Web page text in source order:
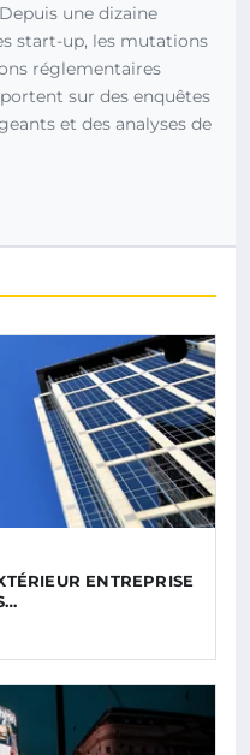
une dizaine
start-up, les mutations
réglementaires
sur des enquêtes
et des analyses de
ENTREPRISE